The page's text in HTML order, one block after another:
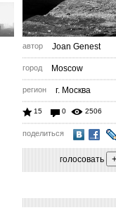
автор Joan Genest
город Moscow
регион г. Москва
15 0 2506
поделиться
голосовать